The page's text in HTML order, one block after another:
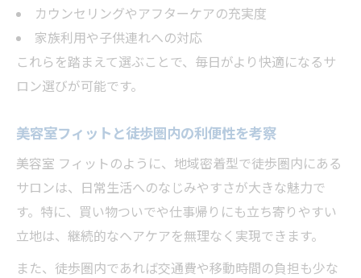
カウンセリングやアフターケアの充実度
家族利用や子供連れへの対応
これらを踏まえて選ぶことで、毎日がより快適になるサ
ロン選びが可能です。
美容室フィットと徒歩圏内の利便性を考察
美容室 フィットのように、地域密着型で徒歩圏内にある
サロンは、日常生活へのなじみやすさが大きな魅力で
す。特に、買い物ついでや仕事帰りにも立ち寄りやすい
立地は、継続的なヘアケアを無理なく実現できます。
また、徒歩圏内であれば交通費や移動時間の負担も少な